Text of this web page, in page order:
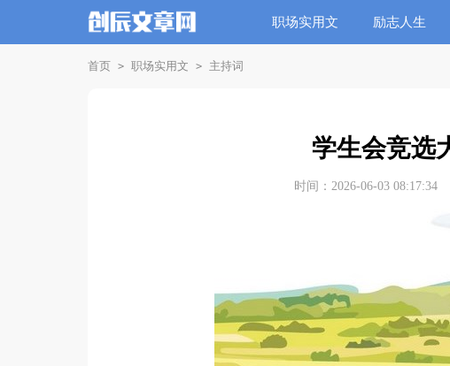
职场实用文 励志人生
首页 > 职场实用文 > 主持词
学生会竞选
时间：2026-06-03 08:17:34